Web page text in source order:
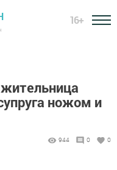
16+
ножом и
944 0 0